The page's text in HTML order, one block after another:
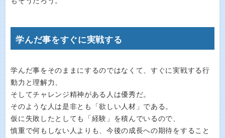
学んだ事をすぐに実戦する
学んだ事をそのままにするのではなくて、すぐに実戦する行
動力と理解力、
そしてチャレンジ精神がある人は優秀だ。
そのような人は是非とも「欲しい人材」である。
仮に失敗したとしても「経験」を積んでいるので、
慎重で何もしない人よりも、今後の成長への期待をすること